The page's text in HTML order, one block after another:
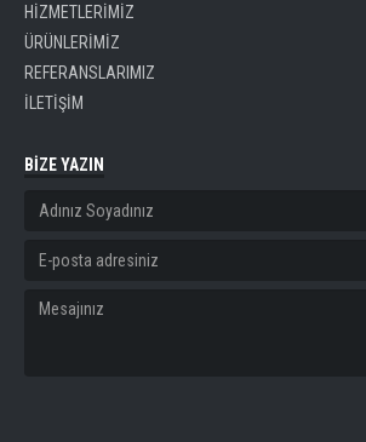
HİZMETLERİMİZ
ÜRÜNLERİMİZ
REFERANSLARIMIZ
İLETİŞİM
BİZE YAZIN